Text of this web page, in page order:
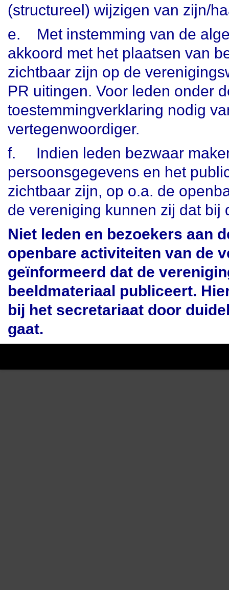
(structureel) wijzigen van zijn/
e. Met instemming van de
akkoord met het plaatsen van
zichtbaar zijn op de
PR uitingen. Voor leden onder
toestemmingverklaring nodig
vertegenwoordiger.
f. Indien leden bezwaar
persoonsgegevens en het
zichtbaar zijn, op o.a. de
de vereniging kunnen zij dat bij
Niet leden en bezoekers aan
openbare activiteiten van de
geïnformeerd dat de
beeldmateriaal publiceert.
bij het secretariaat door
gaat.